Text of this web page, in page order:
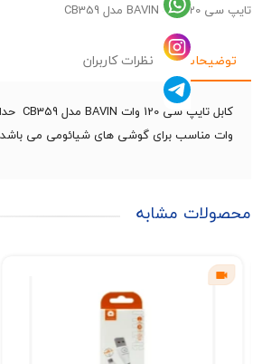
نظرات کاربران
برای گوشی های شیائومی می باشد.
مشابه